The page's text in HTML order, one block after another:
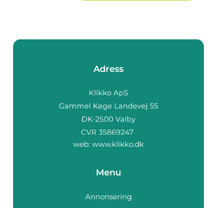
Adress
web: www.klikko.dk
Menu
Annonsering